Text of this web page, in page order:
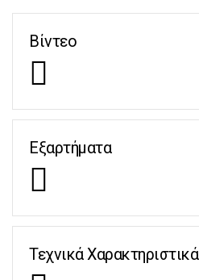
Βίντεο
Εξαρτήματα
Τεχνικά Χαρακτηριστικά